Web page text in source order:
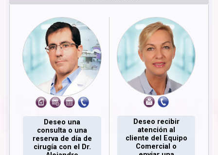
Deseo una
consulta o una
reserva de día de
cirugía con el Dr.
Deseo recibir
atención al
cliente del Equipo
Comercial o